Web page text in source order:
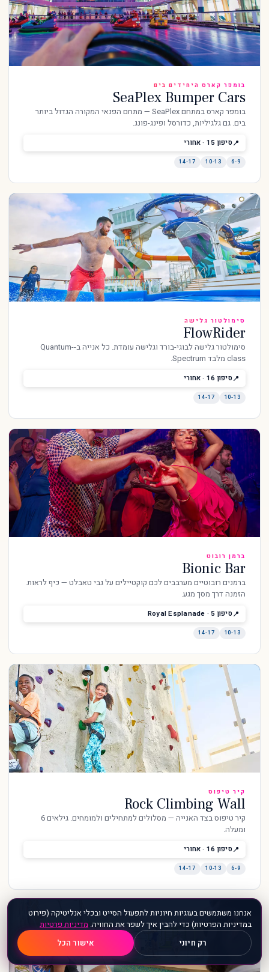
בומפר קארס היחידים בים
SeaPlex Bumper Cars
בומפר קארס במתחם SeaPlex — מתחם הפנאי המקורה הגדול ביותר
בים. גם גלגיליות, כדורסל ופינג-פונג.
סיפון 15 · אחורי
6-9
10-13
14-17
סימולטור גלישה
FlowRider
סימולטור גלישה לבוגי-בורד וגלישה עומדת. כל אנייה ב-Quantum-
class מלבד Spectrum.
סיפון 16 · אחורי
10-13
14-17
ברמן רובוט
Bionic Bar
ברמנים רובוטיים מערבבים לכם קוקטיילים על גבי טאבלט — כיף לראות.
הזמנה דרך מסך מגע.
סיפון 5 · Royal Esplanade
10-13
14-17
קיר טיפוס
Rock Climbing Wall
קיר טיפוס בצד האנייה — מסלולים למתחילים ולמומחים. גילאים 6
ומעלה.
סיפון 16 · אחורי
6-9
10-13
14-17
אנחנו משתמשים בעוגיות חיוניות לתפעול הסייט ובכלי אנליטיקה (פירוט
במדיניות הפרטיות) כדי להבין איך לשפר את החוויה. מדיניות פרטיות
רק חיוני
אישור הכל